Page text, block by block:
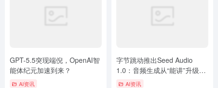
GPT-5.5突现端倪，OpenAI智
能体纪元加速到来？
AI资讯
字节跳动推出Seed Audio
1.0：音频生成从“能讲”升级到
“能创作”
AI资讯